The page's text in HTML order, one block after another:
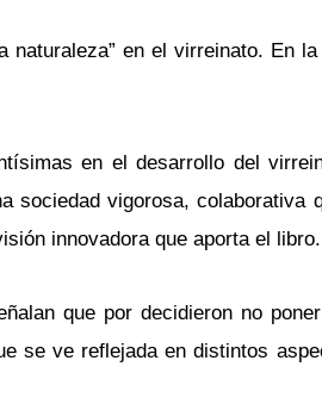
en el virreinato. En
en el desarrollo del
sociedad vigorosa, colaborativa
innovadora que aporta el libro.
que por decidieron no
se ve reflejada en distintos